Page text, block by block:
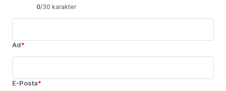
0/30 karakter
Ad*
E-Posta*